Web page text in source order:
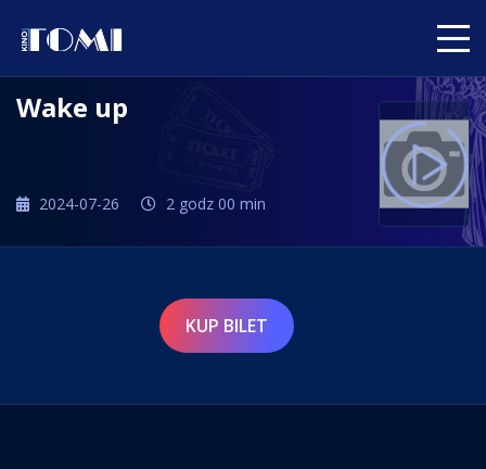
Wake up
2024-07-26 2 godz 00 min
KUP BILET